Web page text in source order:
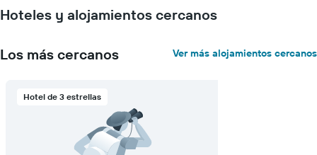
Hoteles y alojamientos cercanos
Los más cercanos Ver más alojamientos cercanos
Hotel de 3 estrellas